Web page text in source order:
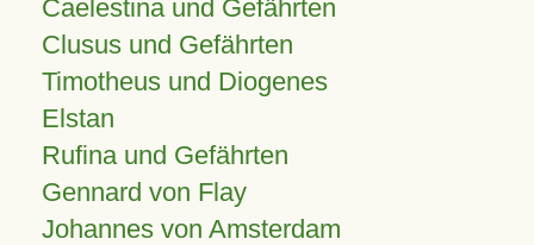
Caelestina und Gefährten
Clusus und Gefährten
Timotheus und Diogenes
Elstan
Rufina und Gefährten
Gennard von Flay
Johannes von Amsterdam